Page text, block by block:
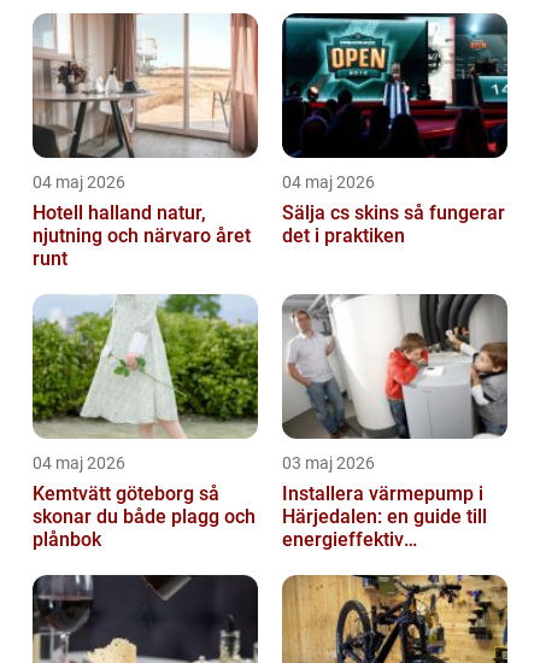
04 maj 2026
Hotell halland natur,
njutning och närvaro året
runt
04 maj 2026
Sälja cs skins så fungerar
det i praktiken
04 maj 2026
Kemtvätt göteborg så
skonar du både plagg och
plånbok
03 maj 2026
Installera värmepump i
Härjedalen: en guide till
energieffektiv